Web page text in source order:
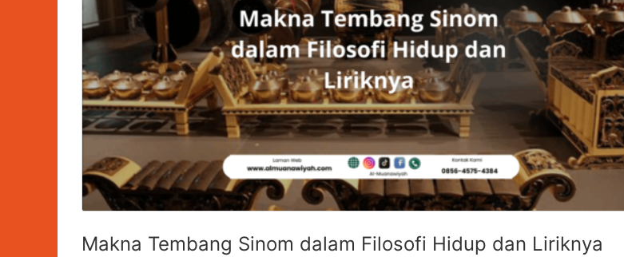
Makna Tembang Sinom dalam Filosofi Hidup dan Liriknya